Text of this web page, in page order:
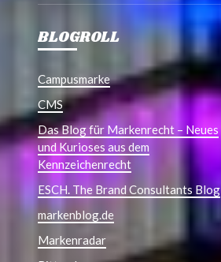
BLOGROLL
Campusmarke
CMS
Das Blog für Markenrecht – Neues
und Kurioses aus dem
Kennzeichenrecht
ESCH. The Brand Consultants Blog
markenblog.de
Markenradar